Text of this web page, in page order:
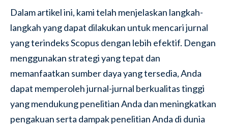
Dalam artikel ini, kami telah menjelaskan langkah-
langkah yang dapat dilakukan untuk mencari jurnal
yang terindeks Scopus dengan lebih efektif. Dengan
menggunakan strategi yang tepat dan
memanfaatkan sumber daya yang tersedia, Anda
dapat memperoleh jurnal-jurnal berkualitas tinggi
yang mendukung penelitian Anda dan meningkatkan
pengakuan serta dampak penelitian Anda di dunia